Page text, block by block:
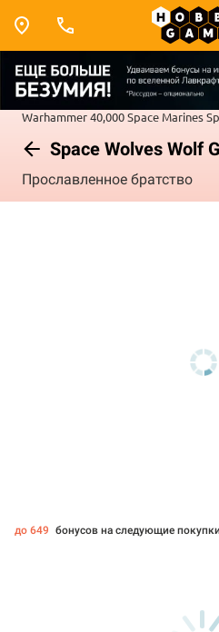
Warhammer 40,000Space Marines
Space Wolves Wolf
Прославленное братство
до 649 бонусов на следующие покупки